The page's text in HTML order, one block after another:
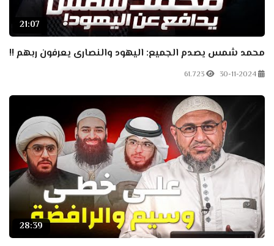
21:07
محمد شمس يصدم الجميع: اليهود والنصارى يعرفون ربهم !!
30-11-2024
61.723
28:39